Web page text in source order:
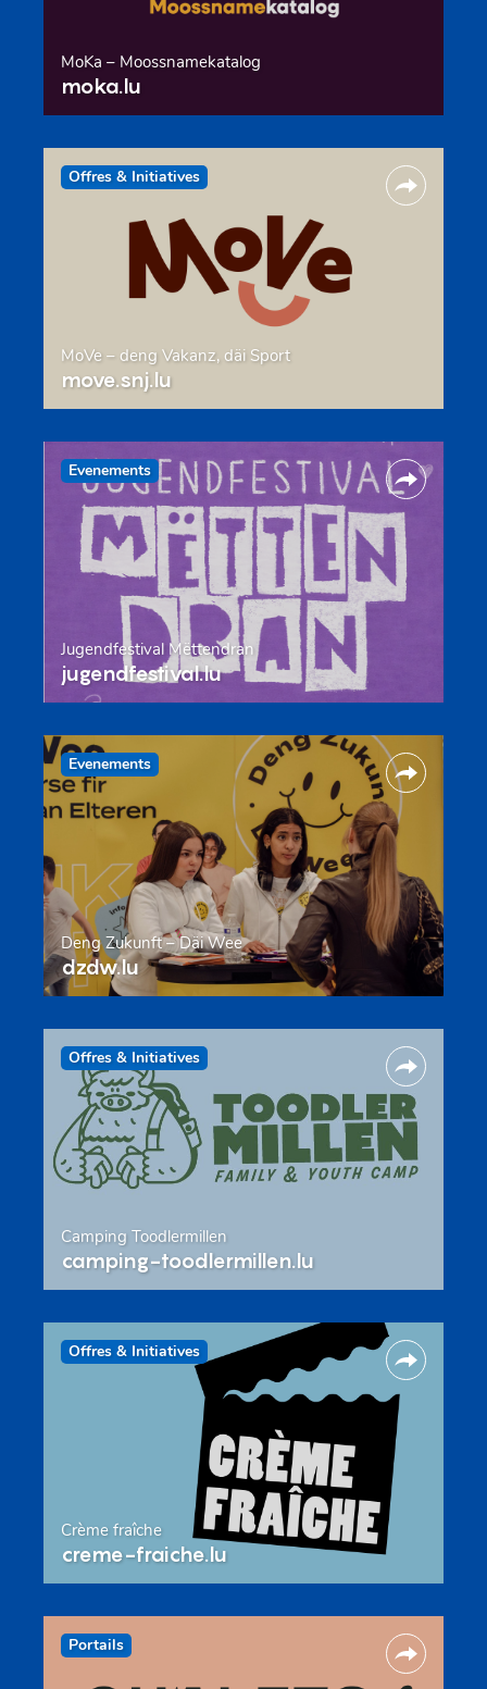
MoKa – Moossnamekatalog
moka.lu
Offres & Initiatives
MoVe – deng Vakanz, däi Sport
move.snj.lu
Evenements
Jugendfestival Mëttendran
jugendfestival.lu
Evenements
Deng Zukunft – Däi Wee
dzdw.lu
Offres & Initiatives
Camping Toodlermillen
camping-toodlermillen.lu
Offres & Initiatives
Crème fraîche
creme-fraiche.lu
Portails